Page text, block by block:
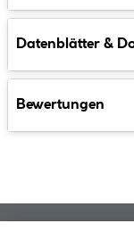
Datenblätter &
Bewertungen